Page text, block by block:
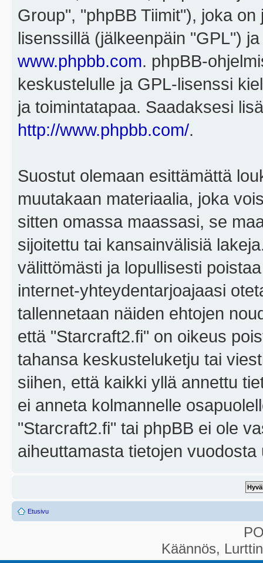
Group", "phpBB Tiimit"), joka on
lisenssillä (jälkeenpäin "GPL")
www.phpbb.com. phpBB-
keskustelulle ja GPL-lisenssi
ja toimintatapaa. Saadaksesi
http://www.phpbb.com/.
Suostut olemaan esittämättä
muutakaan materiaalia, joka
sitten omassa maassasi, se
sijoitettu tai kansainvälisiä
välittömästi ja lopullisesti
internet-yhteydentarjoajaasi
tallennetaan näiden ehtojen
että "Starcraft2.fi" on oikeus
tahansa keskusteluketju tai
siihen, että kaikki yllä annettu
ei anneta kolmannelle
"Starcraft2.fi" tai phpBB ei ole
aiheuttamasta tietojen
Etusivu
Käännös,